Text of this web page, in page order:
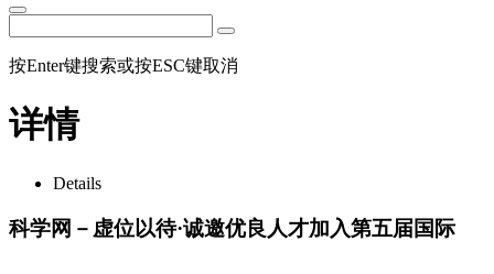
按Enter键搜索或按ESC键取消
详情
Details
科学网－虚位以待·诚邀优良人才加入第五届国际